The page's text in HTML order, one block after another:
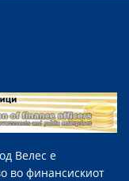
Велес е
во финансискиот